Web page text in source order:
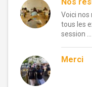
Voici
tous les
session …
Merci